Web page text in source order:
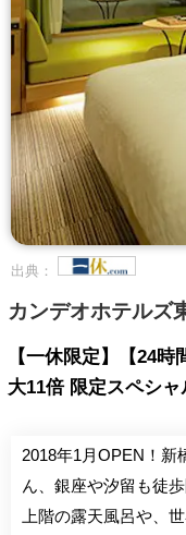
出典：
カンデオホテルズ
【一休限定】【24
大11倍 限定スペシャ
2018年1月OPEN！新
ん、銀座や汐留も徒
上階の露天風呂や、